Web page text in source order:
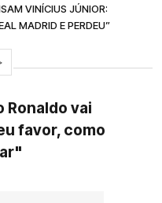
VINÍCIUS JÚNIOR:
MADRID E PERDEU”
Ronaldo vai
favor, como